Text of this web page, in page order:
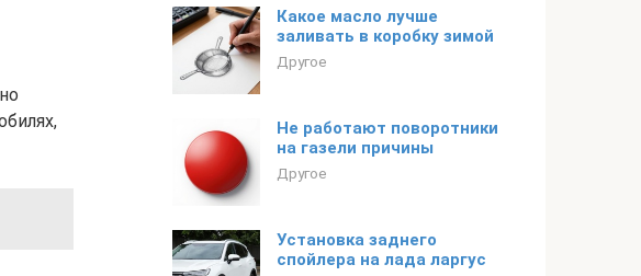
Какое масло лучше
заливать в коробку зимой
Другое
Не работают поворотники
на газели причины
Другое
Установка заднего
спойлера на лада ларгус